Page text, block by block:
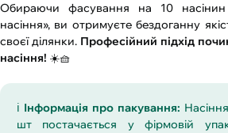
Обираючи фасування на 10 насінин
насіння», ви отримуєте бездоганну
своєї ділянки. Професійний підхід
насіння! ☀️🧺
ℹ️ Інформація про пакування:
шт постачається у фірмовій